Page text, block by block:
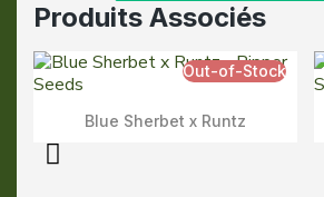
Produits Associés
Aperçu Rapide
Out-of-Stock
Blue Sherbet x Runtz